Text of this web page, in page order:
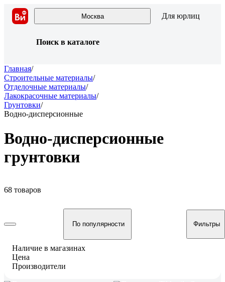
Москва Для юрлиц
Поиск в каталоге
Главная/
Строительные материалы/
Отделочные материалы/
Лакокрасочные материалы/
Грунтовки/
Водно-дисперсионные
Водно-дисперсионные
грунтовки
68 товаров
По популярности Фильтры
Наличие в магазинах
Цена
Производители